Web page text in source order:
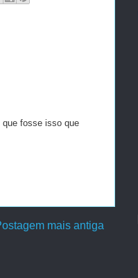
que fosse isso que
mais antiga